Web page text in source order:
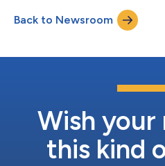
25 000 metros cuadrados (270
inauguró en 2023. Las
aumentar la capacidad de
Back to Newsroom
Wish your
this kind